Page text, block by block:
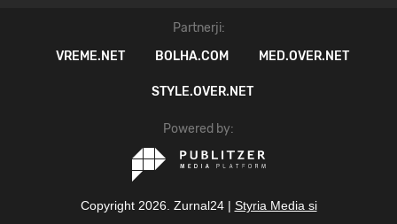
Partnerji:
VREME.NET
BOLHA.COM MED.OVER.NET
STYLE.OVER.NET
Powered by:
Copyright 2026. Zurnal24 | Styria Media si